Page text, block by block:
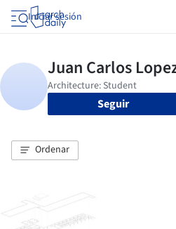
Iniciar sesión
Seguir
Ordenar